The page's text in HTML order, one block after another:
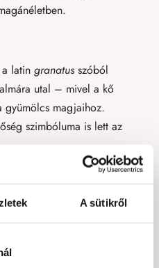
A sütikről
latin granatusszóból
utal – mivel a kő
gyümölcs magjaihoz.
szimbóluma is lett az
energiát